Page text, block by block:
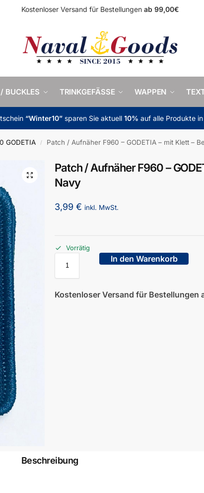
Kostenloser Versand für Bestellungen ab 99,00€
BUCKLES TRINKGEFÄSSE WAPPEN
“Winter10” sparen Sie aktuell 10% auf alle Produkte
GODETIA / Patch / Aufnäher F960 – GODETIA – mit Klett –
Patch / Aufnäher F960 –
Navy
3,99 € inkl. MwSt.
Vorrätig
In den Warenkorb
Kostenloser Versand für Bestellungen
Beschreibung